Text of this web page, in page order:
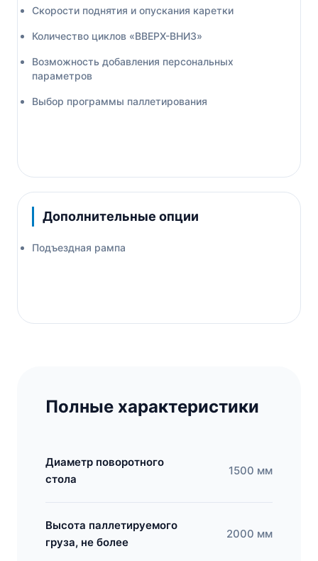
Скорости поднятия и опускания каретки
Количество циклов «ВВЕРХ-ВНИЗ»
Возможность добавления персональных
параметров
Выбор программы паллетирования
Дополнительные опции
Подъездная рампа
Полные характеристики
Диаметр поворотного
стола
1500 мм
Высота паллетируемого
груза, не более
2000 мм